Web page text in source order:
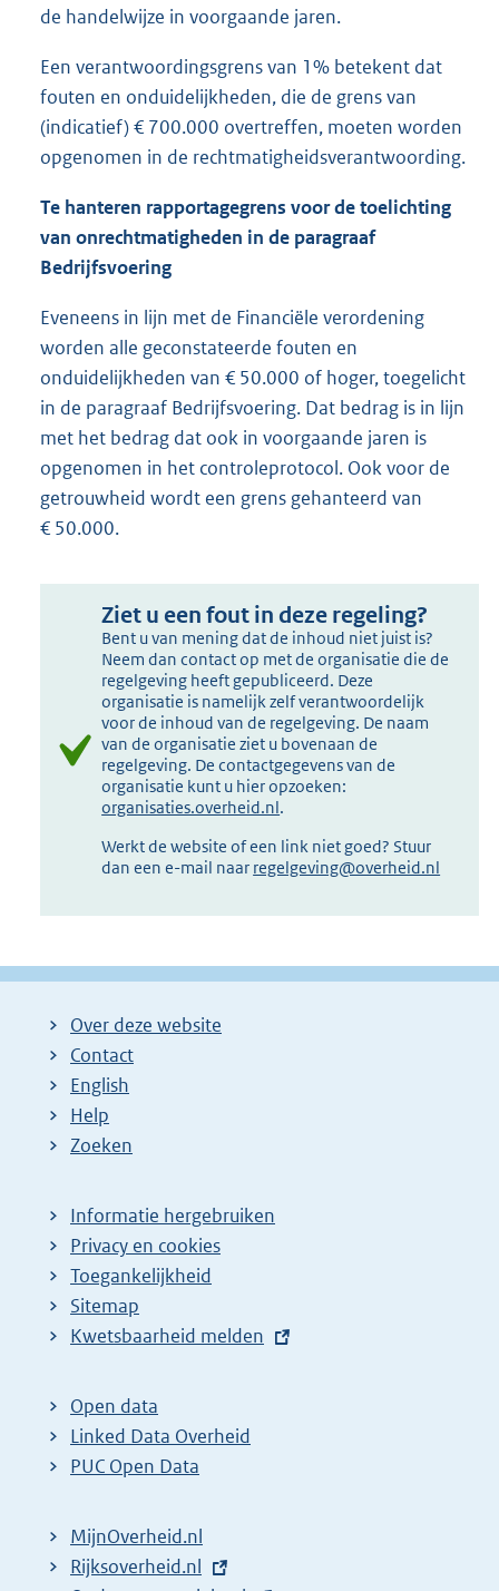
de handelwijze in voorgaande jaren.
Een verantwoordingsgrens van 1% betekent dat
fouten en onduidelijkheden, die de grens van
(indicatief) € 700.000 overtreffen, moeten worden
opgenomen in de rechtmatigheidsverantwoording.
Te hanteren rapportagegrens voor de toelichting
van onrechtmatigheden in de paragraaf
Bedrijfsvoering
Eveneens in lijn met de Financiële verordening
worden alle geconstateerde fouten en
onduidelijkheden van € 50.000 of hoger, toegelicht
in de paragraaf Bedrijfsvoering. Dat bedrag is in lijn
met het bedrag dat ook in voorgaande jaren is
opgenomen in het controleprotocol. Ook voor de
getrouwheid wordt een grens gehanteerd van
€ 50.000.
Ziet u een fout in deze regeling?
Bent u van mening dat de inhoud niet juist is?
Neem dan contact op met de organisatie die de
regelgeving heeft gepubliceerd. Deze
organisatie is namelijk zelf verantwoordelijk
voor de inhoud van de regelgeving. De naam
van de organisatie ziet u bovenaan de
regelgeving. De contactgegevens van de
organisatie kunt u hier opzoeken:
organisaties.overheid.nl.
Werkt de website of een link niet goed? Stuur
dan een e-mail naar regelgeving@overheid.nl
Over deze website
Contact
English
Help
Zoeken
Informatie hergebruiken
Privacy en cookies
Toegankelijkheid
Sitemap
E
t
e
r
l
i
Kwetsbaarheid melden
Open data
Linked Data Overheid
PUC Open Data
MijnOverheid.nl
E
Rijksoverheid.nl